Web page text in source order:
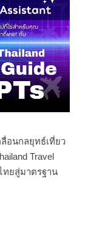
ลื่อนกลยุทธ์เที่ยว
Travel
ทยสู่มาตรฐาน